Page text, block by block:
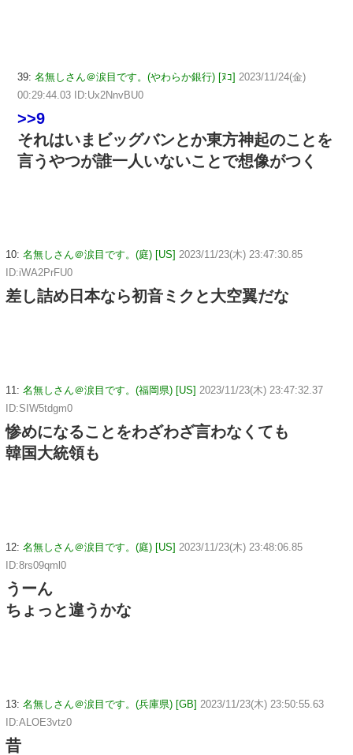
39: 名無しさん＠涙目です。(やわらか銀行) [ﾇｺ] 2023/11/24(金)
00:29:44.03 ID:Ux2NnvBU0
>>9
それはいまビッグバンとか東方神起のことを
言うやつが誰一人いないことで想像がつく
10: 名無しさん＠涙目です。(庭) [US] 2023/11/23(木) 23:47:30.85
ID:iWA2PrFU0
差し詰め日本なら初音ミクと大空翼だな
11: 名無しさん＠涙目です。(福岡県) [US] 2023/11/23(木) 23:47:32.37
ID:SIW5tdgm0
惨めになることをわざわざ言わなくても
韓国大統領も
12: 名無しさん＠涙目です。(庭) [US] 2023/11/23(木) 23:48:06.85
ID:8rs09qml0
うーん
ちょっと違うかな
13: 名無しさん＠涙目です。(兵庫県) [GB] 2023/11/23(木) 23:50:55.63
ID:ALOE3vtz0
昔